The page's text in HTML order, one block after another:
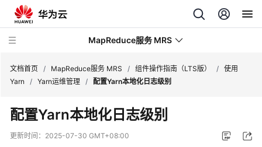
MapReduce服务 MRS
最
新
动
文档首页 / MapReduce服务 MRS / 组件操作指南（LTS版） / 使用
Yarn
/ Yarn运维管理 / 配置Yarn本地化日志级别
配置Yarn本地化日志级别
更新时间： 2025-07-30 GMT+08:00